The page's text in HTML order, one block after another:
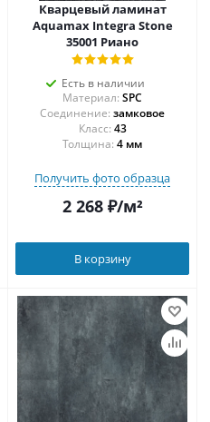
Кварцевый ламинат
Aquamax Integra Stone
35001 Риано
Есть в наличии
Материал: SPC
Соединение: замковое
43
Толщина: 4 мм
Получить фото образца
2 268₽/м²
В корзину